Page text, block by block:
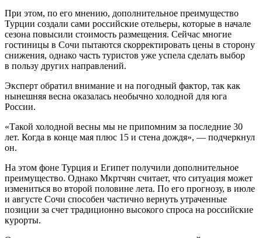
При этом, по его мнению, дополнительное преимущество
Турции создали сами российские отельеры, которые в начале
сезона повысили стоимость размещения. Сейчас многие
гостиницы в Сочи пытаются скорректировать цены в сторону
снижения, однако часть туристов уже успела сделать выбор
в пользу других направлений.
Эксперт обратил внимание и на погодный фактор, так как
нынешняя весна оказалась необычно холодной для юга
России.
«Такой холодной весны мы не припомним за последние 30
лет. Когда в конце мая плюс 15 и стена дождя», — подчеркнул
он.
На этом фоне Турция и Египет получили дополнительное
преимущество. Однако Мкртчян считает, что ситуация может
измениться во второй половине лета. По его прогнозу, в июле
и августе Сочи способен частично вернуть утраченные
позиции за счет традиционно высокого спроса на российские
курорты.